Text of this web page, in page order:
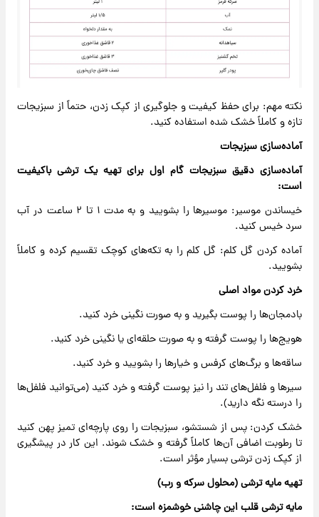
نکته مهم: برای حفظ کیفیت و جلوگیری از کپک زدن، حتماً از سبزیجات
تازه و کاملاً خشک شده استفاده کنید.
آماده‌سازی سبزیجات
آماده‌سازی دقیق سبزیجات گام اول برای تهیه یک ترشی باکیفیت
است:
خیساندن موسیر: موسیرها را بشویید و به مدت ۱ تا ۲ ساعت در آب
سرد خیس کنید.
آماده کردن گل کلم: گل کلم را به تکه‌های کوچک تقسیم کرده و کاملاً
بشویید.
خرد کردن مواد اصلی
بادمجان‌ها را پوست بگیرید و به صورت نگینی خرد کنید.
هویج‌ها را پوست گرفته و به صورت حلقه‌ای یا نگینی خرد کنید.
ساقه‌ها و برگ‌های کرفس و خیارها را بشویید و خرد کنید.
سیرها و فلفل‌های تند را نیز پوست گرفته و خرد کنید (می‌توانید فلفل‌ها
را درسته نگه دارید).
خشک کردن: پس از شستشو، سبزیجات را روی پارچه‌ای تمیز پهن کنید
تا رطوبت اضافی آن‌ها کاملاً گرفته و خشک شوند. این کار در پیشگیری
از کپک زدن ترشی بسیار مؤثر است.
تهیه مایه ترشی (محلول سرکه و رب)
مایه ترشی قلب این چاشنی خوشمزه است: